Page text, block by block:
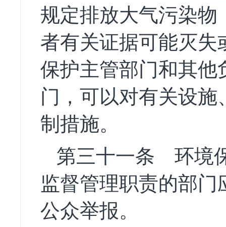
规定排放大气污染
者有关证据可能灭
保护主管部门和其他
门，可以对有关设
制措施。
第三十一条 环境
监督管理职责的部
公众举报。